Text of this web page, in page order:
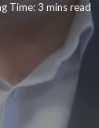
Time: 3 mins read